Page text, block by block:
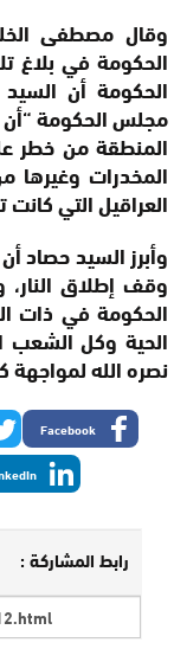
وقال مصطفى
الحكومة في بلاغ
الحكومة أن
مجلس الحكومة “أن
المنطقة من خطر
المخدرات وغيرها
العراقيل التي
وأبرز السيد حصاد
الحكومة في ذات
الحية وكل الشعب
نصره الله لمواجهة
Facebook
رابط المشاركة :